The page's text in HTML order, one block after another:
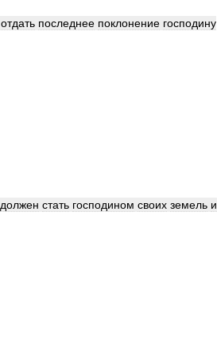
отдать последнее поклонение господину
должен стать господином своих земель и